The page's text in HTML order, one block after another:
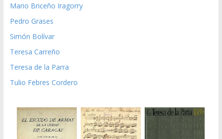
Mario Briceño Iragorry
Pedro Grases
Simón Bolívar
Teresa Carreño
Teresa de la Parra
Tulio Febres Cordero